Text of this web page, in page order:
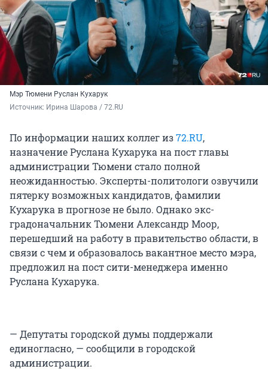
Мэр Тюмени Руслан Кухарук
Источник: Ирина Шарова / 72.RU
По информации наших коллег из72.RU,
назначение Руслана Кухарука на пост главы
администрации Тюмени стало полной
неожиданностью. Эксперты-политологи озвучили
пятерку возможных кандидатов, фамилии
Кухарука в прогнозе не было. Однако экс-
градоначальник Тюмени Александр Моор,
перешедший на работу в правительство области, в
связи с чем и образовалось вакантное место мэра,
предложил на пост сити-менеджера именно
Руслана Кухарука.
— Депутаты городской думы поддержали
единогласно, — сообщили в городской
администрации.